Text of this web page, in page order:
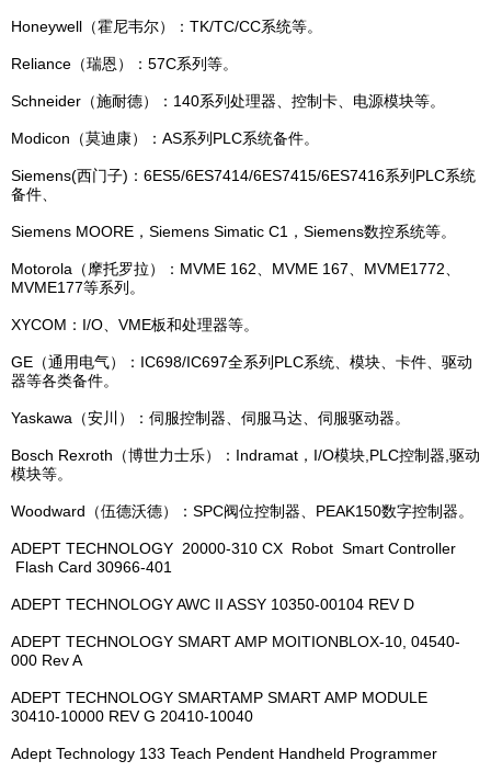
Honeywell（霍尼韦尔）：TK/TC/CC系统等。
Reliance（瑞恩）：57C系列等。
Schneider（施耐德）：140系列处理器、控制卡、电源模块等。
Modicon（莫迪康）：AS系列PLC系统备件。
Siemens(西门子)：6ES5/6ES7414/6ES7415/6ES7416系列PLC系统
备件、
Siemens MOORE，Siemens Simatic C1，Siemens数控系统等。
Motorola（摩托罗拉）：MVME 162、MVME 167、MVME1772、
MVME177等系列。
XYCOM：I/O、VME板和处理器等。
GE（通用电气）：IC698/IC697全系列PLC系统、模块、卡件、驱动
器等各类备件。
Yaskawa（安川）：伺服控制器、伺服马达、伺服驱动器。
Bosch Rexroth（博世力士乐）：Indramat，I/O模块,PLC控制器,驱动
模块等。
Woodward（伍德沃德）：SPC阀位控制器、PEAK150数字控制器。
ADEPT TECHNOLOGY 20000-310 CX Robot Smart Controller
Flash Card 30966-401
ADEPT TECHNOLOGY AWC II ASSY 10350-00104 REV D
ADEPT TECHNOLOGY SMART AMP MOITIONBLOX-10, 04540-
000 Rev A
ADEPT TECHNOLOGY SMARTAMP SMART AMP MODULE
30410-10000 REV G 20410-10040
Adept Technology 133 Teach Pendent Handheld Programmer